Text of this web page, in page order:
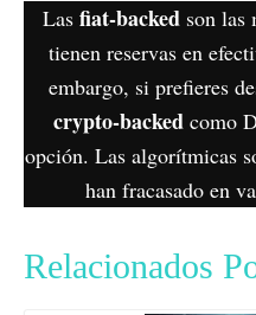
Lasfiat-backed son las
tienen reservas en
embargo, si prefieres
crypto-backedcomo
opción. Las algorítmicas
han fracasado en
Relacionados